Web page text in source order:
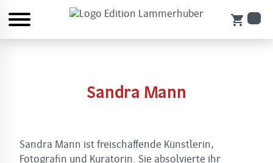
shopping_cart
Sandra Mann
Sandra Mann ist freischaffende Künstlerin,
Fotografin und Kuratorin. Sie absolvierte ihr